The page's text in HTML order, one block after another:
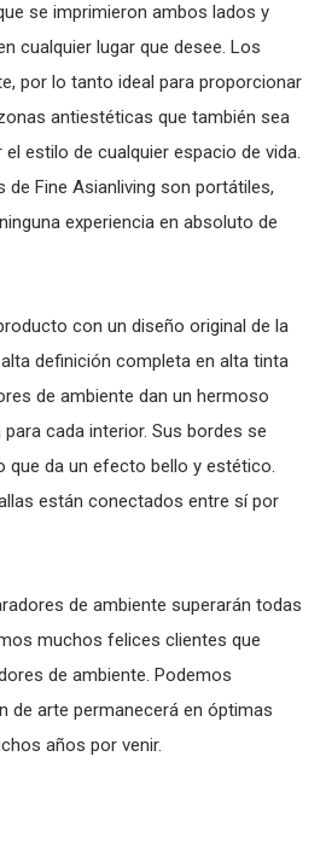
se imprimieron ambos lados y
cualquier lugar que desee. Los
por lo tanto ideal para proporcionar
antiestéticas que también sea
estilo de cualquier espacio de vida.
Fine Asianliving son portátiles,
experiencia en absoluto de
con un diseño original de la
definición completa en alta tinta
de ambiente dan un hermoso
cada interior. Sus bordes se
que da un efecto bello y estético.
están conectados entre sí por
de ambiente superarán todas
muchos felices clientes que
de ambiente. Podemos
de arte permanecerá en óptimas
años por venir.